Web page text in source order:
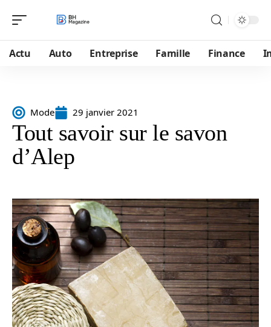
Actu Auto Entreprise Famille Finance
Mode 29 janvier 2021
Tout savoir sur le savon
d’Alep